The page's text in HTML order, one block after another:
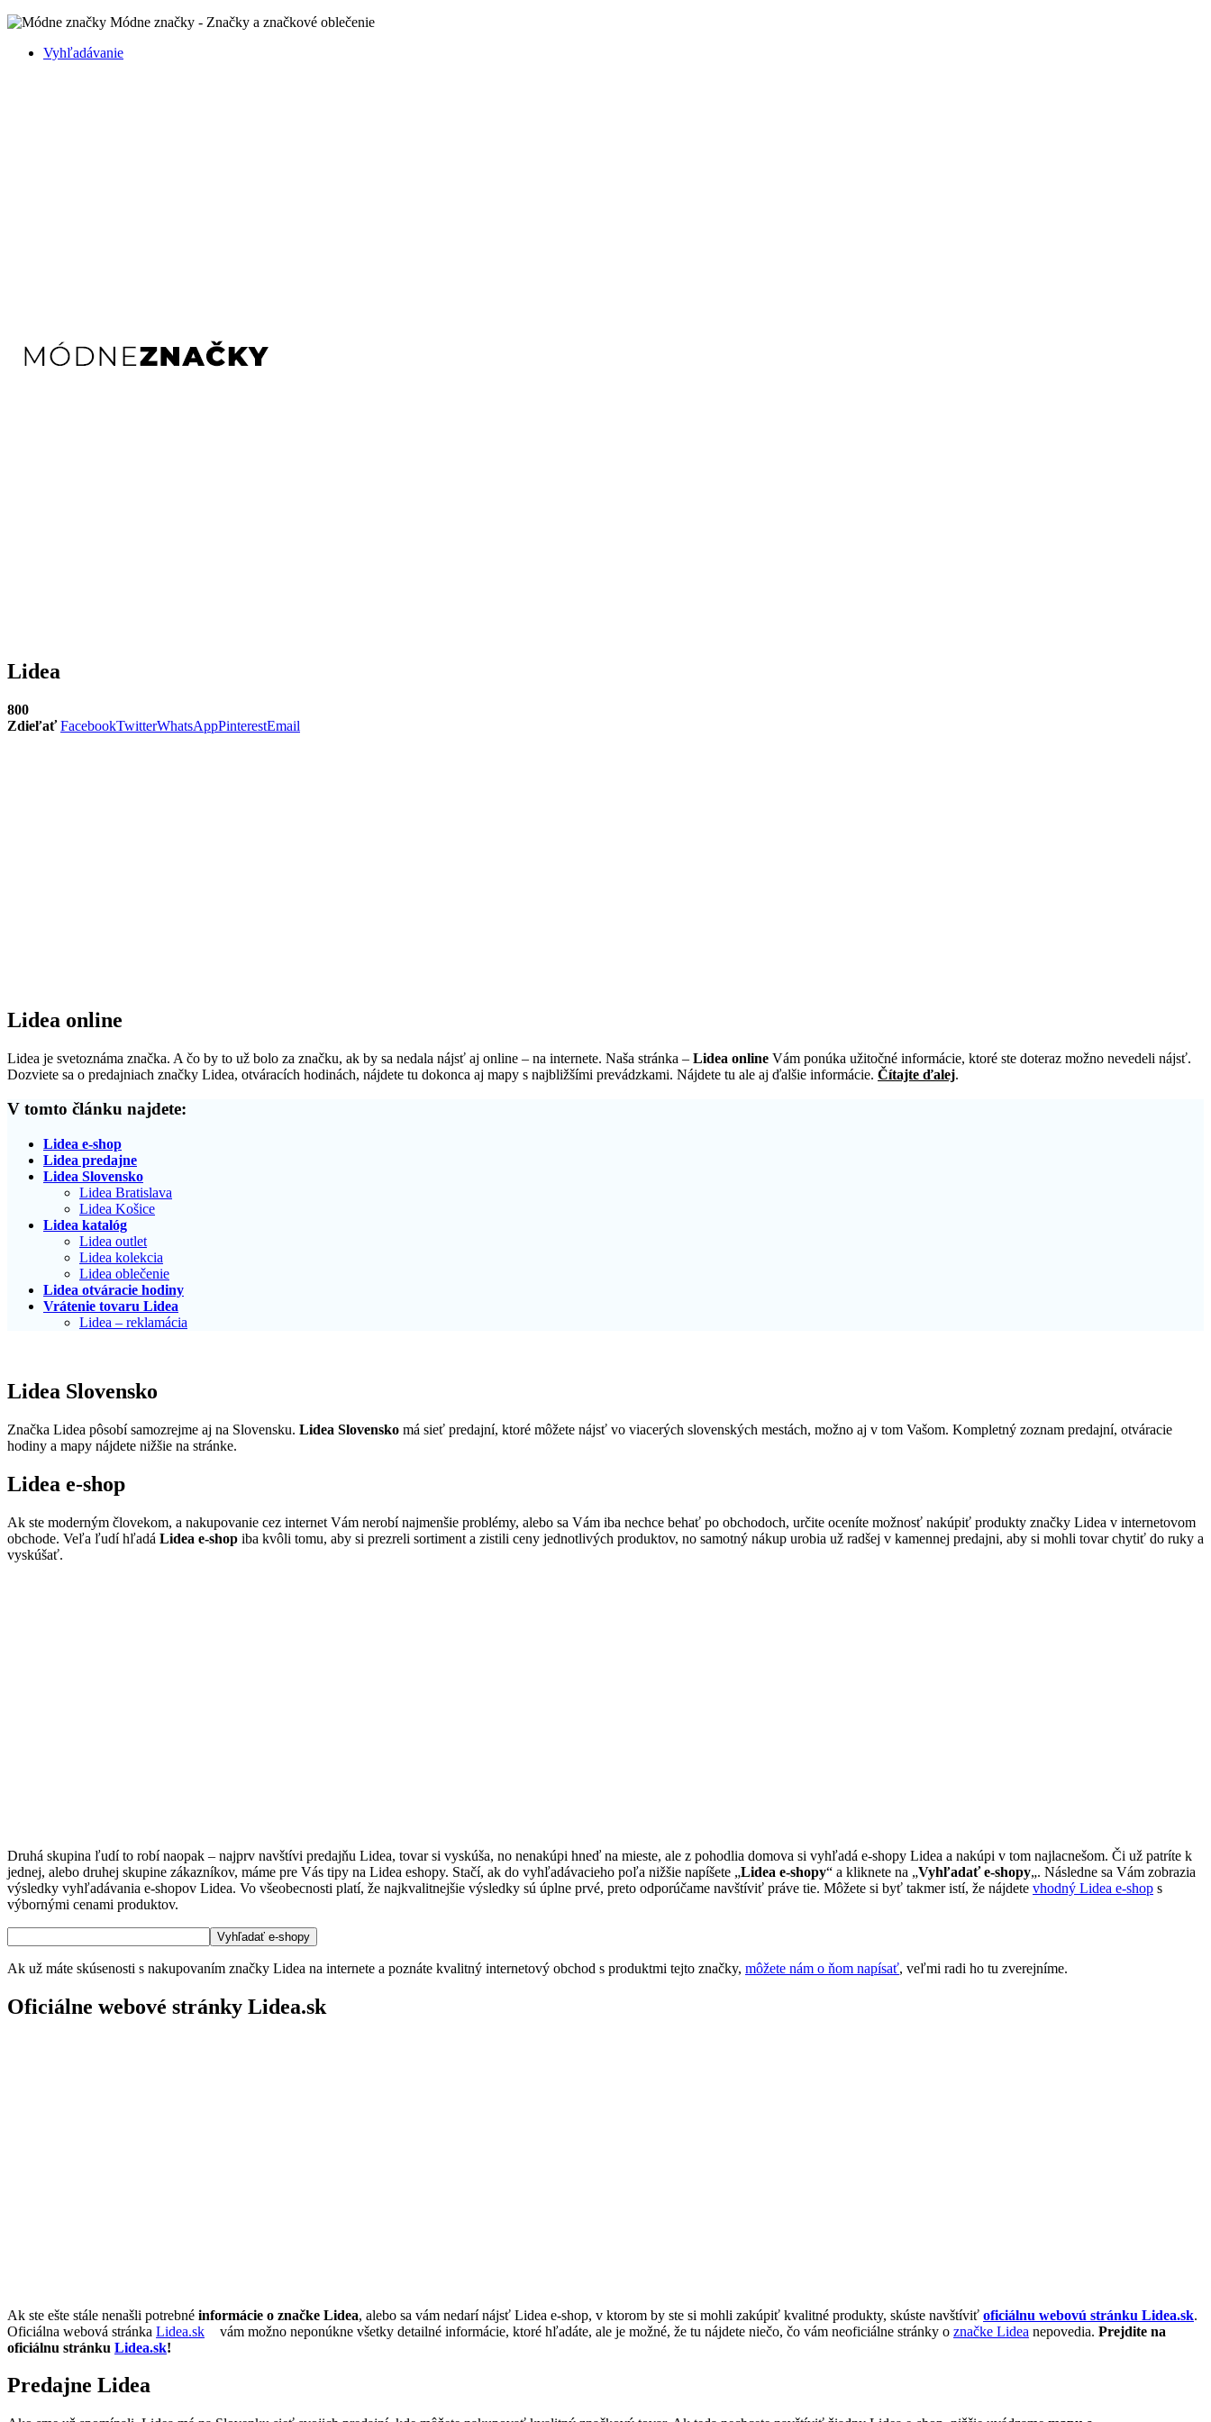
Módne značky - Značky a značkové oblečenie
Vyhľadávanie
Lidea
800
Zdieľať FacebookTwitterWhatsAppPinterestEmail
Lidea online
Lidea je svetoznáma značka. A čo by to už bolo za značku, ak by sa nedala nájsť aj online – na internete. Naša stránka – Lidea online Vám ponúka užitočné informácie, ktoré ste doteraz možno nevedeli nájsť.
Dozviete sa o predajniach značky Lidea, otváracích hodinách, nájdete tu dokonca aj mapy s najbližšími prevádzkami. Nájdete tu ale aj ďalšie informácie. Čítajte ďalej.
V tomto článku najdete:
Lidea e-shop
Lidea predajne
Lidea Slovensko
Lidea Bratislava
Lidea Košice
Lidea katalóg
Lidea outlet
Lidea kolekcia
Lidea oblečenie
Lidea otváracie hodiny
Vrátenie tovaru Lidea
Lidea – reklamácia
Lidea Slovensko
Značka Lidea pôsobí samozrejme aj na Slovensku. Lidea Slovensko má sieť predajní, ktoré môžete nájsť vo viacerých slovenských mestách, možno aj v tom Vašom. Kompletný zoznam predajní, otváracie
hodiny a mapy nájdete nižšie na stránke.
Lidea e-shop
Ak ste moderným človekom, a nakupovanie cez internet Vám nerobí najmenšie problémy, alebo sa Vám iba nechce behať po obchodoch, určite oceníte možnosť nakúpiť produkty značky Lidea v internetovom
obchode. Veľa ľudí hľadá Lidea e-shop iba kvôli tomu, aby si prezreli sortiment a zistili ceny jednotlivých produktov, no samotný nákup urobia už radšej v kamennej predajni, aby si mohli tovar chytiť do ruky a
vyskúšať.
Druhá skupina ľudí to robí naopak – najprv navštívi predajňu Lidea, tovar si vyskúša, no nenakúpi hneď na mieste, ale z pohodlia domova si vyhľadá e-shopy Lidea a nakúpi v tom najlacnešom. Či už patríte k
jednej, alebo druhej skupine zákazníkov, máme pre Vás tipy na Lidea eshopy. Stačí, ak do vyhľadávacieho poľa nižšie napíšete „Lidea e-shopy“ a kliknete na „Vyhľadať e-shopy„. Následne sa Vám zobrazia
výsledky vyhľadávania e-shopov Lidea. Vo všeobecnosti platí, že najkvalitnejšie výsledky sú úplne prvé, preto odporúčame navštíviť práve tie. Môžete si byť takmer istí, že nájdete vhodný Lidea e-shop s
výbornými cenami produktov.
Ak už máte skúsenosti s nakupovaním značky Lidea na internete a poznáte kvalitný internetový obchod s produktmi tejto značky, môžete nám o ňom napísať, veľmi radi ho tu zverejníme.
Oficiálne webové stránky Lidea.sk
Ak ste ešte stále nenašli potrebné informácie o značke Lidea, alebo sa vám nedarí nájsť Lidea e-shop, v ktorom by ste si mohli zakúpiť kvalitné produkty, skúste navštíviť oficiálnu webovú stránku Lidea.sk.
Oficiálna webová stránka Lidea.sk vám možno neponúkne všetky detailné informácie, ktoré hľadáte, ale je možné, že tu nájdete niečo, čo vám neoficiálne stránky o značke Lidea nepovedia. Prejdite na
oficiálnu stránku Lidea.sk!
Predajne Lidea